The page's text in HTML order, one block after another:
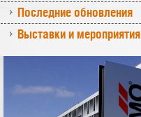
Последние обновления
Выставки и мероприятия